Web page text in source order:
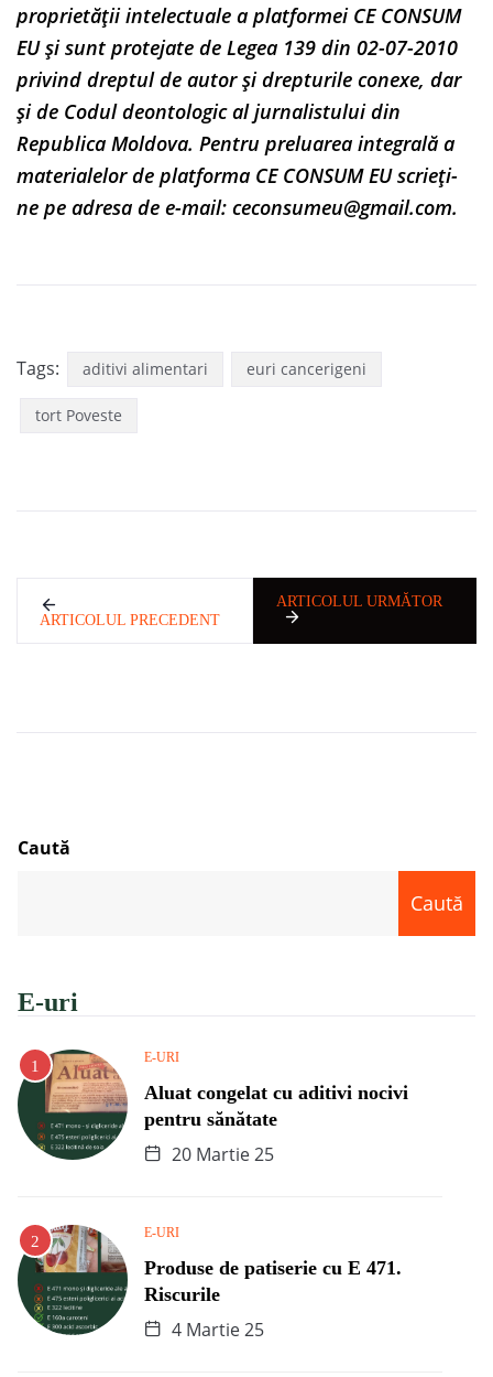
proprietății intelectuale a platformei CE CONSUM
EU și sunt protejate de Legea 139 din 02-07-2010
privind dreptul de autor și drepturile conexe, dar
și de Codul deontologic al jurnalistului din
Republica Moldova. Pentru preluarea integrală a
materialelor de platforma CE CONSUM EU scrieți-
ne pe adresa de e-mail: ceconsumeu@gmail.com.
Tags: aditivi alimentari euri cancerigeni
tort Poveste
ARTICOLUL PRECEDENT
ARTICOLUL URMĂTOR
Caută
Caută
E-uri
E-URI
Aluat congelat cu aditivi nocivi
pentru sănătate
20 Martie 25
E-URI
Produse de patiserie cu E 471.
Riscurile
4 Martie 25